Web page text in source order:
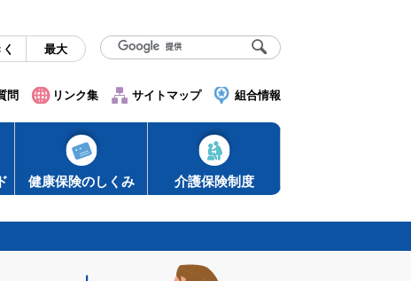
健康保険のしくみ 介護保険制度
問 リンク集 サイトマップ 組合情報
最大